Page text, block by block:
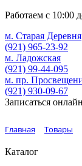
Работаем с 10:00
м. Старая Деревня
(921) 965-23-92
м. Ладожская
(921) 99-44-095
м. пр.
(921) 930-09-67
Записаться онлайн
Главная Товары
Каталог